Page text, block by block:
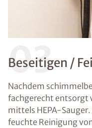
03
Beseitigen /
Nachdem
fachgerecht entsorgt
mittels HEPA-
feuchte Reinigung